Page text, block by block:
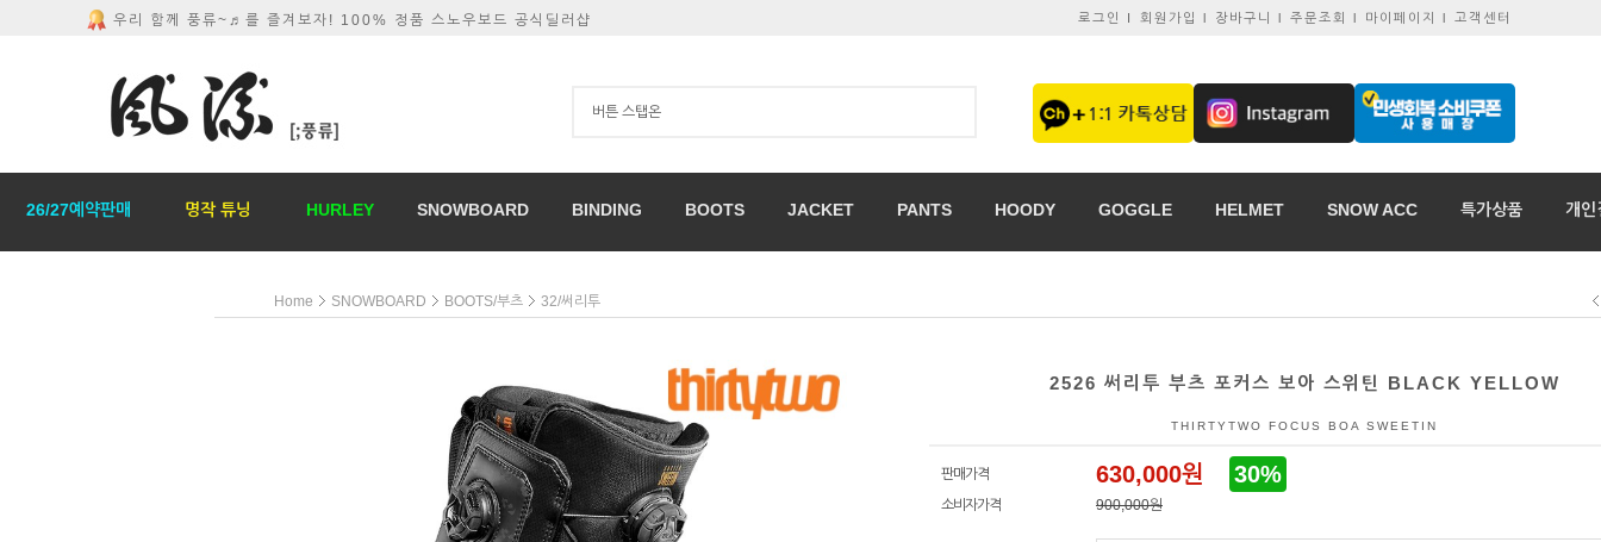
우리 함께 풍류~♬를 즐겨보자! 100% 정품 스노우보드 공식딜러샵 로그인 I 회원가입 l 장바구니 l 주문조회 l 마이페이지 l 고객센터
26/27예약판매 명작 튜닝 HURLEY SNOWBOARD BINDING BOOTS JACKET PANTS HOODY GOGGLE HELMET SNOW ACC 특가상품 개인
Home SNOWBOARD BOOTS/부츠 32/써리투
2526 써리투 부츠 포커스 보아 스위틴 BLACK YELLOW
THIRTYTWO FOCUS BOA SWEETIN
판매가격 630,000원 30%
소비자가격 900,000원